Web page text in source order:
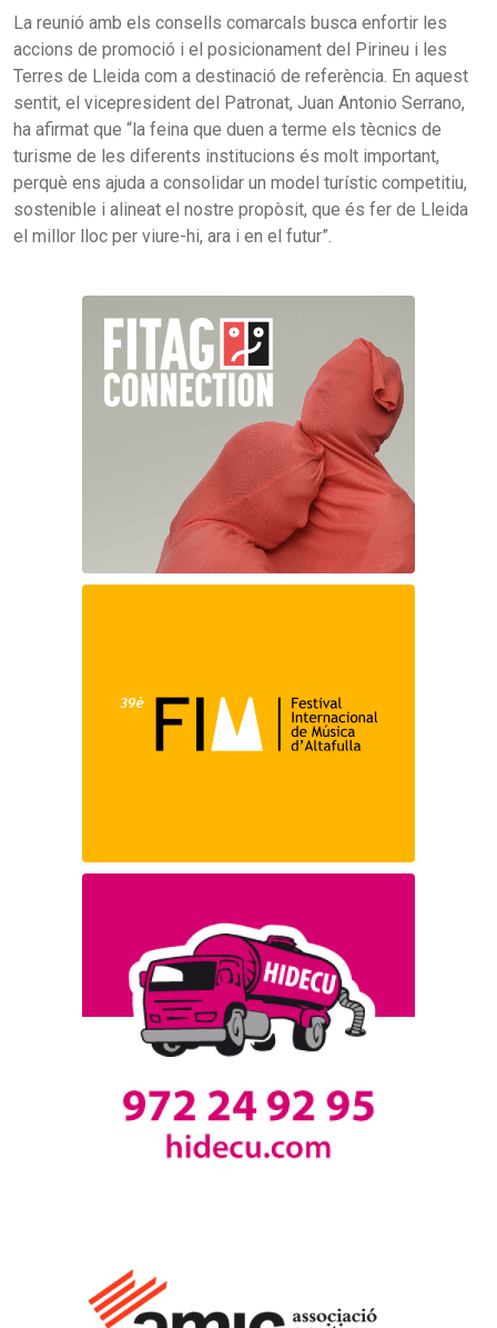
La reunió amb els consells comarcals busca enfortir les
accions de promoció i el posicionament del Pirineu i les
Terres de Lleida com a destinació de referència. En aquest
sentit, el vicepresident del Patronat, Juan Antonio Serrano,
ha afirmat que “la feina que duen a terme els tècnics de
turisme de les diferents institucions és molt important,
perquè ens ajuda a consolidar un model turístic competitiu,
sostenible i alineat el nostre propòsit, que és fer de Lleida
el millor lloc per viure-hi, ara i en el futur”.